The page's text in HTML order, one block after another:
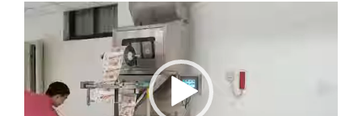
Video